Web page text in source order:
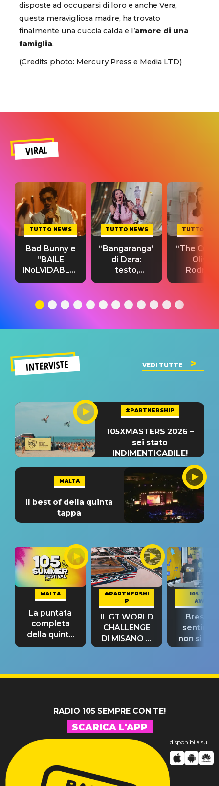
disposte ad occuparsi di loro e anche Vera,
questa meravigliosa madre, ha trovato
finalmente una cuccia calda e l’amore di una
famiglia.
(Credits photo: Mercury Press e Media LTD)
VIRAL
TUTTO NEWS
Bad Bunny e
“BAILE
INoLVIDABLE”:
testo,
significato
TUTTO NEWS
“Bangaranga”
di Dara:
testo,
traduzione e
del singolo
TUTTO
“The
Olivia
testo,
INTERVISTE VEDI TUTTE
#PARTNERSHIP
105XMASTERS 2026 –
sei stato
INDIMENTICABILE!
MALTA
Il best of della quinta
tappa
MALTA
La puntata
completa
della quinta
tappa
#PARTNERSHI
P
IL GT WORLD
CHALLENGE
DI MISANO si
riconferma
105 TAKE
AWAY
Bresh:
non si
fino alla
RADIO 105 SEMPRE CON TE!
SCARICA L'APP
disponibile su